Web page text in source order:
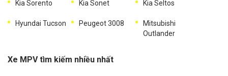
Kia Sorento Kia Sonet Kia Seltos
Hyundai Tucson Peugeot 3008
Mitsubishi
Outlander
Xe MPV tìm kiếm nhiều nhất